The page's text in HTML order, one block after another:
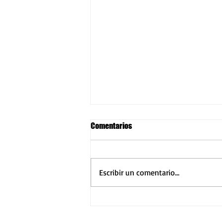
José Miguel Marco
Zaragoza aspira a ser Capital
mañana en la Estación de Delicias
a que...
Comentarios
Escribir un comentario...